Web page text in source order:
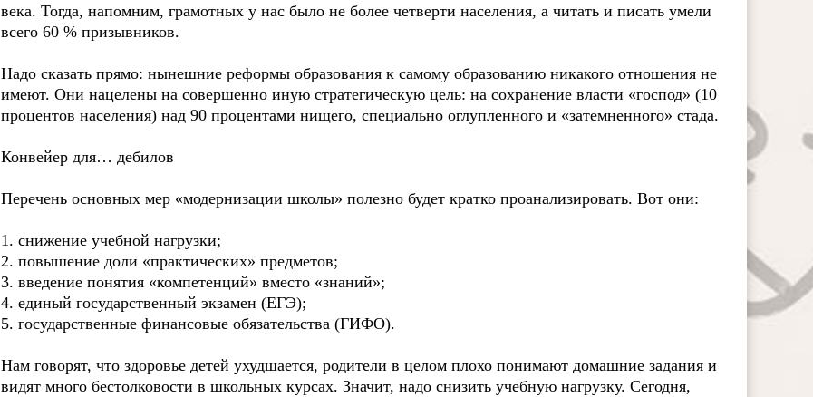
века. Тогда, напомним, грамотных у нас было не более четверти населения, а читать и писать умели
всего 60 % призывников.
Надо сказать прямо: нынешние реформы образования к самому образованию никакого отношения не
имеют. Они нацелены на совершенно иную стратегическую цель: на сохранение власти «господ» (10
процентов населения) над 90 процентами нищего, специально оглупленного и «затемненного» стада.
Конвейер для… дебилов
Перечень основных мер «модернизации школы» полезно будет кратко проанализировать. Вот они:
1. снижение учебной нагрузки;
2. повышение доли «практических» предметов;
3. введение понятия «компетенций» вместо «знаний»;
4. единый государственный экзамен (ЕГЭ);
5. государственные финансовые обязательства (ГИФО).
Нам говорят, что здоровье детей ухудшается, родители в целом плохо понимают домашние задания и
видят много бестолковости в школьных курсах. Значит, надо снизить учебную нагрузку. Сегодня,